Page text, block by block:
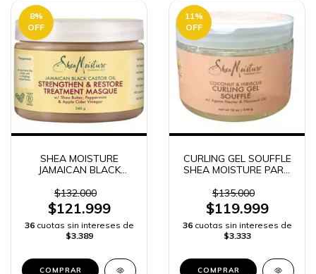
8%
OFF
SHEA MOISTURE
JAMAICAN BLACK
MASCARILLA -
$132.000
$121.999
36 cuotas sin intereses de
$3.389
11%
OFF
CURLING GEL SOUFFLE
SHEA MOISTURE PARA
$135.000
$119.999
36 cuotas sin intereses de
$3.333